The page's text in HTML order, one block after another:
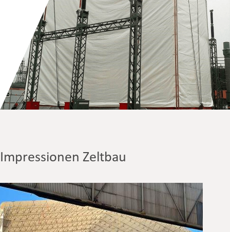
Impressionen Zeltbau